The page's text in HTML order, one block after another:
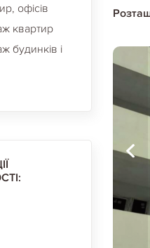
офісів
квартир
будинків і